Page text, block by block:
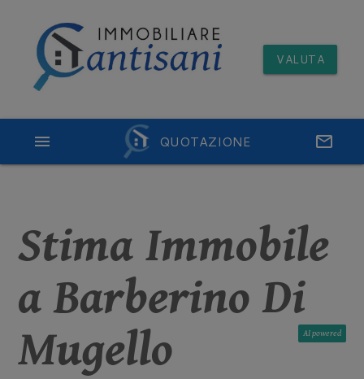
VALUTA
QUOTAZIONE email
menu
Stima Immobile
a Barberino Di
Mugello
AI